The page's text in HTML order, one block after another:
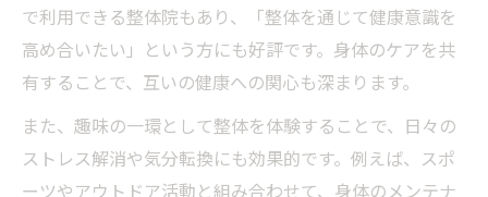
で利用できる整体院もあり、「整体を通じて健康意識を
高め合いたい」という方にも好評です。身体のケアを共
有することで、互いの健康への関心も深まります。
また、趣味の一環として整体を体験することで、日々の
ストレス解消や気分転換にも効果的です。例えば、スポ
ーツやアウトドア活動と組み合わせて、身体のメンテナ